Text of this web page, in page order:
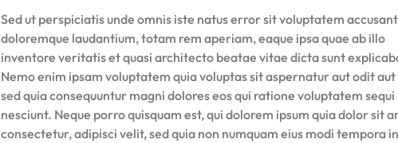
Sed ut perspiciatis unde omnis iste natus error sit voluptatem
doloremque laudantium, totam rem aperiam, eaque ipsa quae ab illo
inventore veritatis et quasi architecto beatae vitae dicta sunt
Nemo enim ipsam voluptatem quia voluptas sit aspernatur aut odit
sed quia consequuntur magni dolores eos qui ratione voluptatem sequi
nesciunt. Neque porro quisquam est, qui dolorem ipsum quia dolor sit
consectetur, adipisci velit, sed quia non numquam eius modi tempora